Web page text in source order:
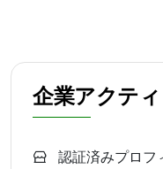
企業アクテ
認証済みプロフ